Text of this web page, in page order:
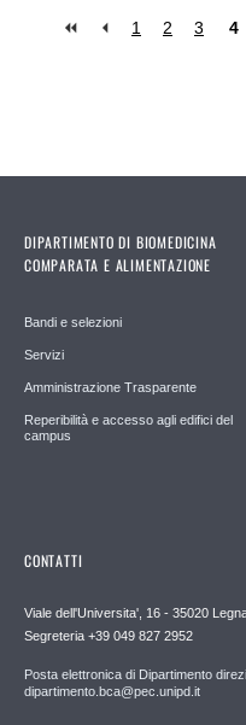
1 2 3 4
DIPARTIMENTO DI BIOMEDICINA
COMPARATA E ALIMENTAZIONE
Bandi e selezioni
Servizi
Amministrazione Trasparente
Reperibilità e accesso agli edifici del
campus
CONTATTI
Viale dell'Universita', 16 - 35020
Segreteria +39 049 827 2952
Posta elettronica di Dipartimento
dipartimento.bca@pec.unipd.it